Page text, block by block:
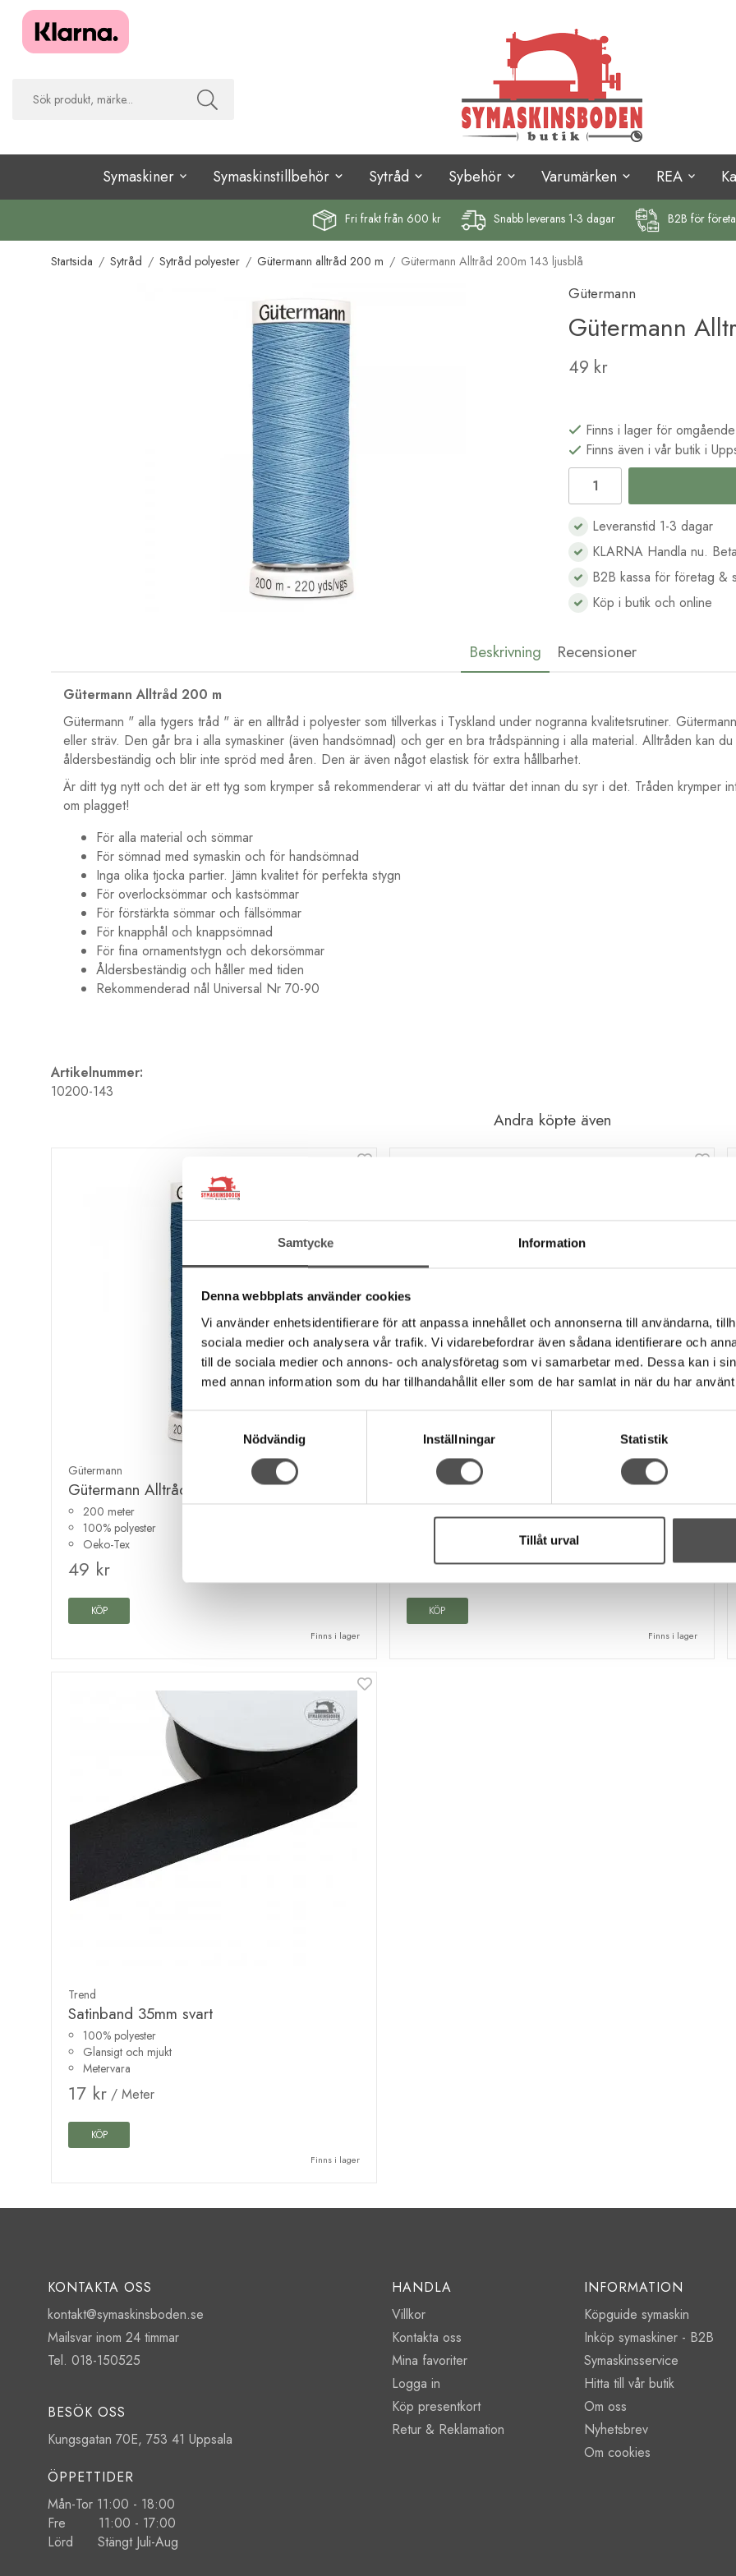
Samtycke Information
Denna webbplats använder cookies
Vi använder enhetsidentifierare för att anpassa innehållet och annonserna till användarna,
sociala medier och analysera vår trafik. Vi vidarebefordrar även sådana identifierare och
till de sociala medier och annons- och analysföretag som vi samarbetar med. Dessa kan i
med annan information som du har tillhandahållit eller som de har samlat in när du har
Samtyckesval
Nödvändig
Inställningar Statistik
Tillåt urval
Symaskiner Symaskinstillbehör Sytråd Sybehör Varumärken REA
Fri fraktfrån 600 kr Snabb leverans 1-3 dagar B2B för
Startsida / Sytråd / Sytråd polyester / Gütermann alltråd 200 m / Gütermann Alltråd 200m 143 ljusblå
Gütermann
Gütermann
49 kr
Finns i lager för
Finns även i vår butik i
Leveranstid 1-3 dagar
KLARNA Handla nu.
B2B kassa för företag &
Köp i butik och online
Beskrivning Recensioner
Gütermann Alltråd 200 m
Gütermann " alla tygers tråd " är en alltråd i polyester som tillverkas i Tyskland under nogranna kvalitetsrutiner.
eller sträv. Den går bra i alla symaskiner (även handsömnad) och ger en bra trådspänning i alla material. Alltråden kan
åldersbeständig och blir inte spröd med åren. Den är även något elastisk för extra hållbarhet.
Är ditt tyg nytt och det är ett tyg som krymper så rekommenderar vi att du tvättar det innan du syr i det. Tråden krymper
om plagget!
För alla material och sömmar
För sömnad med symaskin och för handsömnad
Inga olika tjocka partier. Jämn kvalitet för perfekta stygn
För overlocksömmar och kastsömmar
För förstärkta sömmar och fällsömmar
För knapphål och knappsömnad
För fina ornamentstygn och dekorsömmar
Åldersbeständig och håller med tiden
Rekommenderad nål Universal Nr 70-90
Artikelnummer:
10200-143
Andra köpte även
Gütermann
Gütermann Alltråd 200m 903 havsblå
200 meter
100% polyester
Oeko-Tex
49 kr
KÖP
Finns i lager
Mellanlägg medium vit
39 kr / Meter
KÖP
Finns i lager
Trend
Satinband 35mm svart
100% polyester
Glansigt och mjukt
Metervara
17 kr / Meter
KÖP
Finns i lager
KONTAKTA OSS
kontakt@symaskinsboden.se
Mailsvar inom 24 timmar
Tel. 018-150525
BESÖK OSS
Kungsgatan 70E, 753 41 Uppsala
ÖPPETTIDER
Mån-Tor 11:00 - 18:00
Fre 11:00 - 17:00
Lörd Stängt Juli-Aug
HANDLA
Villkor
Kontakta oss
Mina favoriter
Logga in
Köp presentkort
Retur & Reklamation
INFORMATION
Köpguide symaskin
Inköp symaskiner - B2B
Symaskinsservice
Hitta till vår butik
Om oss
Nyhetsbrev
Om cookies